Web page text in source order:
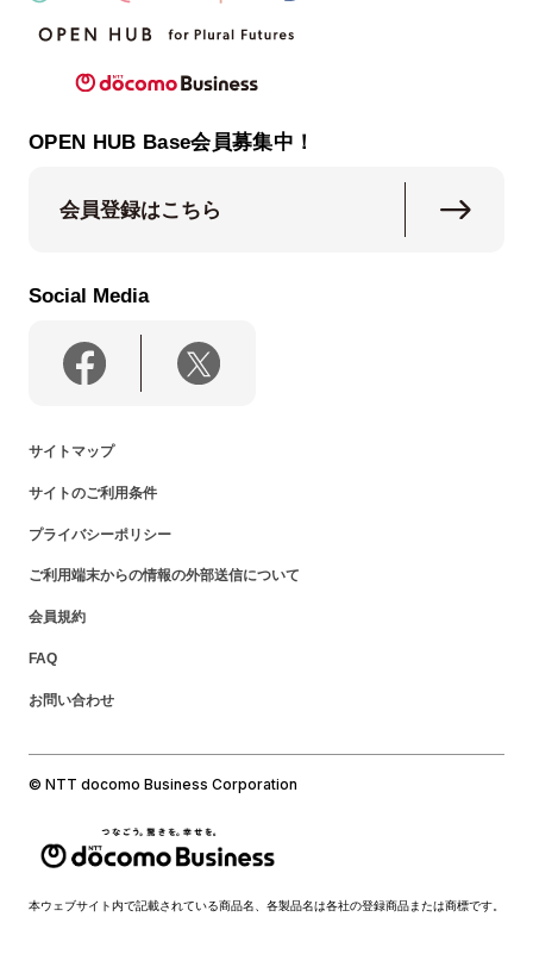
OPEN HUB Base会員募集中！
会員登録はこちら
Social Media
サイトマップ
サイトのご利用条件
プライバシーポリシー
ご利用端末からの情報の外部送信について
会員規約
FAQ
お問い合わせ
© NTT docomo Business Corporation
本ウェブサイト内で記載されている商品名、各製品名は各社の登録商品または商標です。